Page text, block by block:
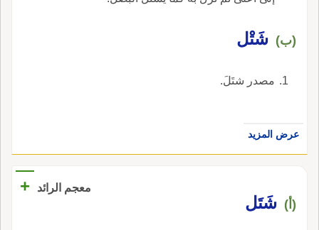
(ب) شَتْل
مصدر شتَلَ.
عرض المزيد
معجم الرائد +
(أ) شَتَل